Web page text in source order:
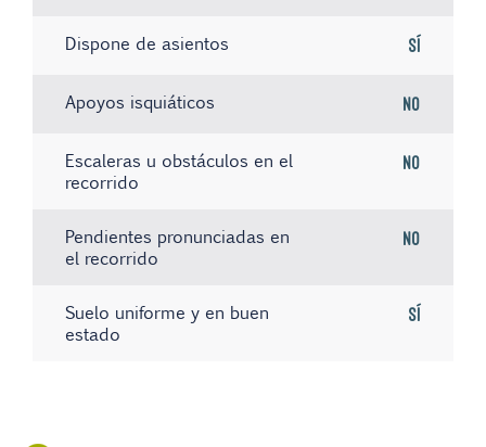
Dispone de asientos Sí
Apoyos isquiáticos No
Escaleras u obstáculos en el
recorrido
No
Pendientes pronunciadas en
el recorrido
No
Suelo uniforme y en buen
estado
Sí